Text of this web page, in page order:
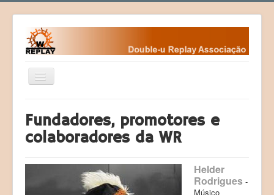
Ativar/Desativar
navegação
Fundamentos
Contactos da WR
Fundadores, promotores e
colaboradores da WR
Helder
Rodrigues -
Músico